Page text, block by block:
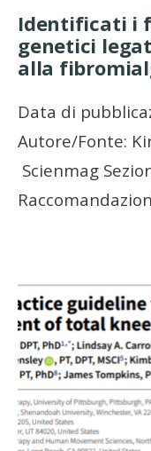
Identificati i
genetici
alla
Data di
Autore/Fonte:
Scienmag